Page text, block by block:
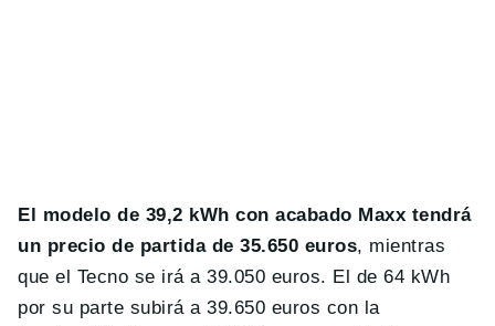
El modelo de 39,2 kWh con acabado Maxx tendrá
un precio de partida de 35.650 euros, mientras
que el Tecno se irá a 39.050 euros. El de 64 kWh
por su parte subirá a 39.650 euros con la